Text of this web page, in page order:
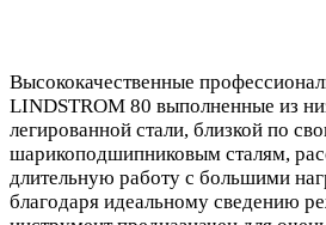
Высококачественные
LINDSTROM 80 выполненные из
легированной стали, близкой по
шарикоподшипниковым сталям,
длительную работу с большими
благодаря идеальному сведению